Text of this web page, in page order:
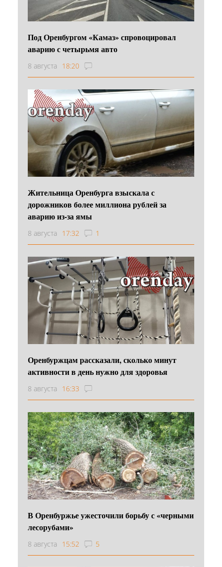
Под Оренбургом «Камаз» спровоцировал
аварию с четырьмя авто
8 августа 18:20
Жительница Оренбурга взыскала с
дорожников более миллиона рублей за
аварию из-за ямы
8 августа 17:32 1
Оренбуржцам рассказали, сколько минут
активности в день нужно для здоровья
8 августа 16:33
В Оренбуржье ужесточили борьбу с «черными
лесорубами»
8 августа 15:52 5